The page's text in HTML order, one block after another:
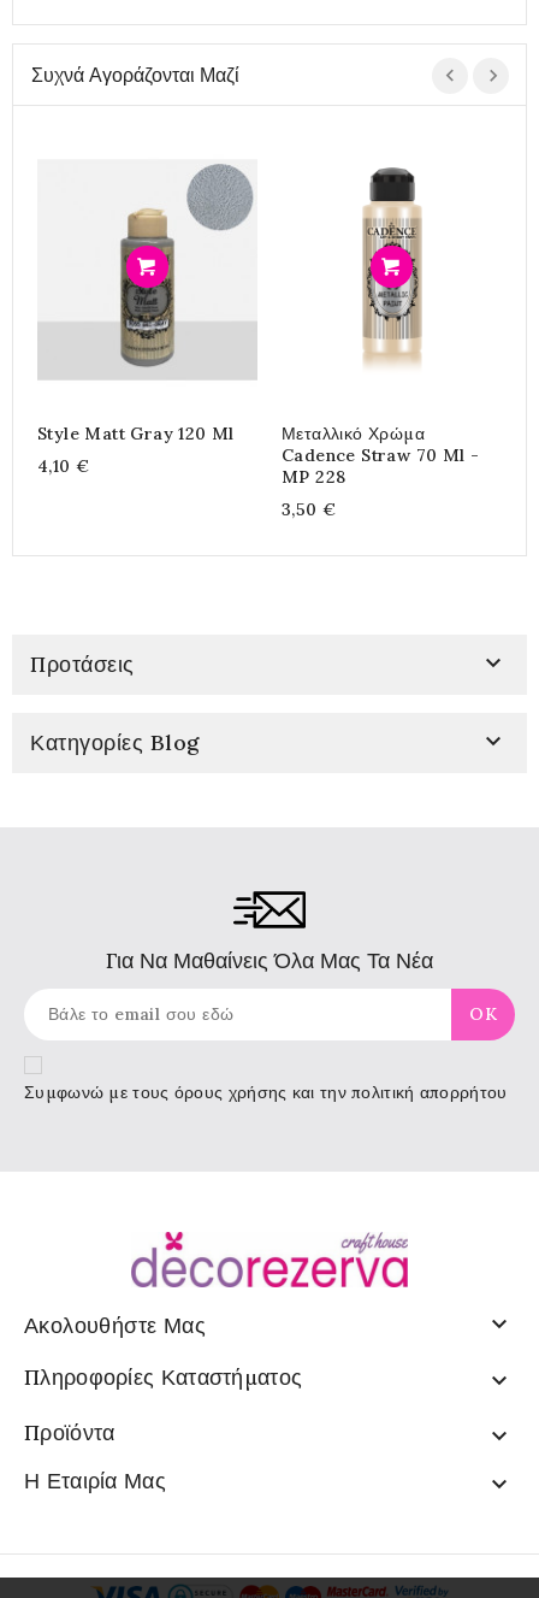
Συχνά Αγοράζονται Μαζί
Style Matt Gray 120 Ml
4,10 €
Μεταλλικό Χρώμα
Cadence Straw 70 Ml -
MP 228
3,50 €
Προτάσεις 
Κατηγορίες Blog 
Για Να Μαθαίνεις Όλα Μας Τα Νέα
Συμφωνώ με τους όρους χρήσης και την πολιτική απορρήτου
Ακολουθήστε Μας 
Πληροφορίες Καταστήματος 
Προϊόντα 
Η Εταιρία Μας 